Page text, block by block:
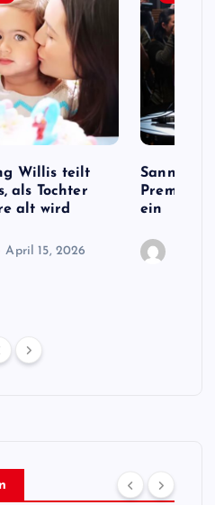
Willis teilt
als Tochter
alt wird
April 15, 2026
Sanna
ein